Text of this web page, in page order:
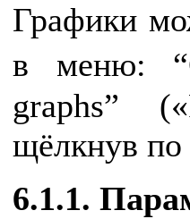
Графики
в меню:
graphs”
щёлкнув по
6.1.1.